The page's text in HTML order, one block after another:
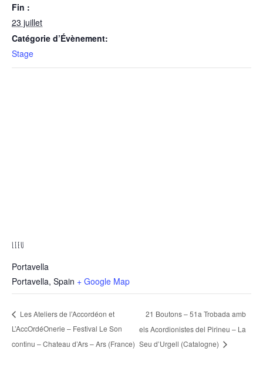
Fin :
23 juillet
Catégorie d’Évènement:
Stage
LIEU
Portavella
Portavella, Spain + Google Map
Les Ateliers de l’Accordéon et
L’AccOrdéOnerie – Festival Le Son
continu – Chateau d’Ars – Ars (France)
21 Boutons – 51a Trobada amb
els Acordionistes del Pirineu – La
Seu d’Urgell (Catalogne)